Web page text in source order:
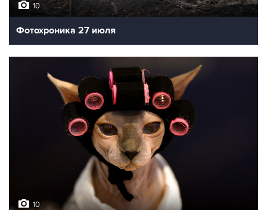
10
Фотохроника 27 июля
10